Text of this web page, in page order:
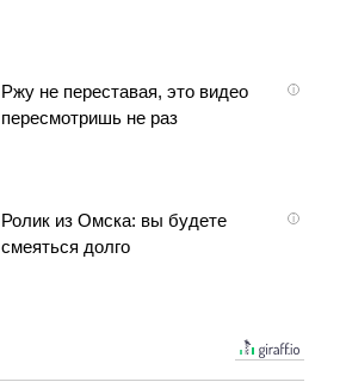
i
Ржу не переставая, это видео
пересмотришь не раз
i
Ролик из Омска: вы будете
смеяться долго